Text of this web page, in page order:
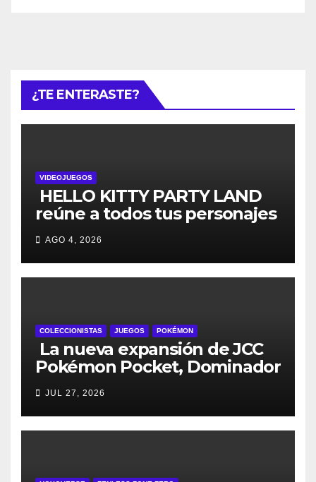
¿TE ENTERASTE?
VIDEOJUEGOS
HELLO KITTY PARTY LAND
reúne a todos tus personajes
favoritos en un solo lugar; ya
están disponibles las
preventas digitales
AGO 4, 2026
COLECCIONISTAS JUEGOS POKÉMON
La nueva expansión de JCC
Pokémon Pocket, Dominador
de los Cielos, se lanza el 29
de julio
JUL 27, 2026